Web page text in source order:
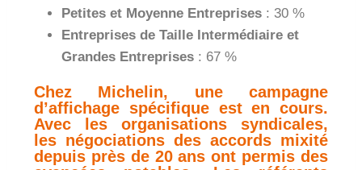
Petites et Moyenne Entreprises : 30 %
Entreprises de Taille Intermédiaire et
Grandes Entreprises : 67 %
Chez Michelin, une campagne
d’affichage spécifique est en cours.
Avec les organisations syndicales,
les négociations des accords mixité
depuis près de 20 ans ont permis des